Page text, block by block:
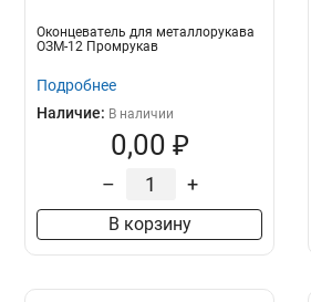
Оконцеватель для металлорукава
ОЗМ-12 Промрукав
Подробнее
Наличие: В наличии
0,00 ₽
– +
В корзину